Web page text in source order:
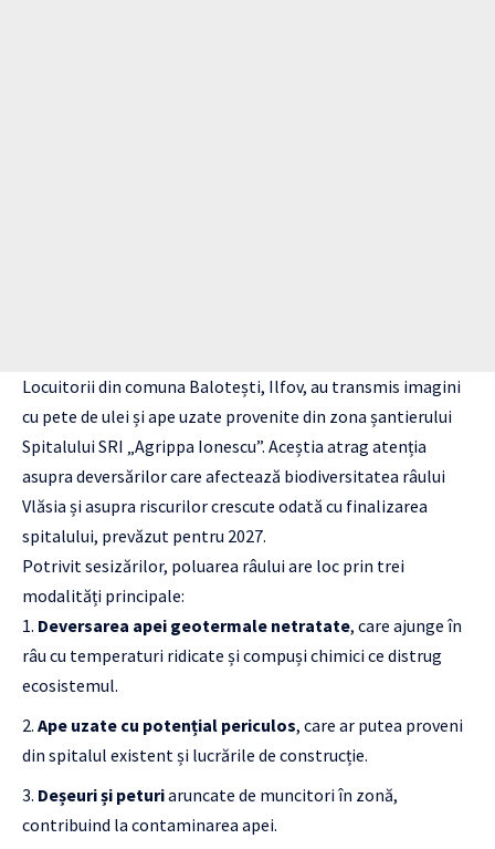
Locuitorii din comuna Balotești, Ilfov, au transmis imagini
cu pete de ulei și ape uzate provenite din zona șantierului
Spitalului SRI „Agrippa Ionescu”. Aceștia atrag atenția
asupra deversărilor care afectează biodiversitatea râului
Vlăsia și asupra riscurilor crescute odată cu finalizarea
spitalului, prevăzut pentru 2027.
Potrivit sesizărilor, poluarea râului are loc prin trei
modalități principale:
Deversarea apei geotermale netratate, care ajunge în
râu cu temperaturi ridicate și compuși chimici ce distrug
ecosistemul.
Ape uzate cu potențial periculos, care ar putea proveni
din spitalul existent și lucrările de construcție.
Deșeuri și peturiaruncate de muncitori în zonă,
contribuind la contaminarea apei.